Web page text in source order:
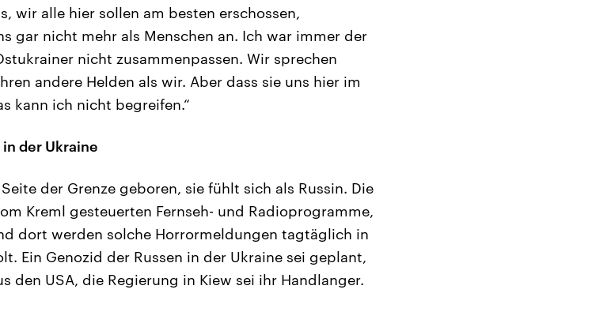
wir alle hier sollen am besten erschossen,
gar nicht mehr als Menschen an. Ich war immer der
nicht zusammenpassen. Wir sprechen
andere Helden als wir. Aber dass sie uns hier im
kann ich nicht begreifen.“
der Ukraine
der Grenze geboren, sie fühlt sich als Russin. Die
Kreml gesteuerten Fernseh- und Radioprogramme,
dort werden solche Horrormeldungen tagtäglich in
Ein Genozid der Russen in der Ukraine sei geplant,
den USA, die Regierung in Kiew sei ihr Handlanger.